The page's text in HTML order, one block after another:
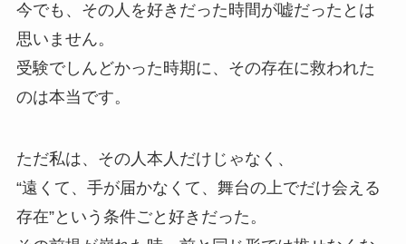
今でも、その人を好きだった時間が嘘だったとは
思いません。
受験でしんどかった時期に、その存在に救われた
のは本当です。
ただ私は、その人本人だけじゃなく、
“遠くて、手が届かなくて、舞台の上でだけ会える
存在”という条件ごと好きだった。